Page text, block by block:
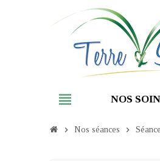
view_headline NOS
chevron_right Nos séances chevron_right